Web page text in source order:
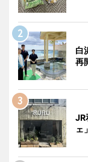
白
再
JR
ェ